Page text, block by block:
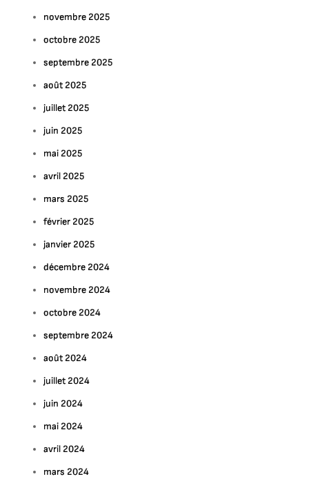
novembre 2025
octobre 2025
septembre 2025
août 2025
juillet 2025
juin 2025
mai 2025
avril 2025
mars 2025
février 2025
janvier 2025
décembre 2024
novembre 2024
octobre 2024
septembre 2024
août 2024
juillet 2024
juin 2024
mai 2024
avril 2024
mars 2024